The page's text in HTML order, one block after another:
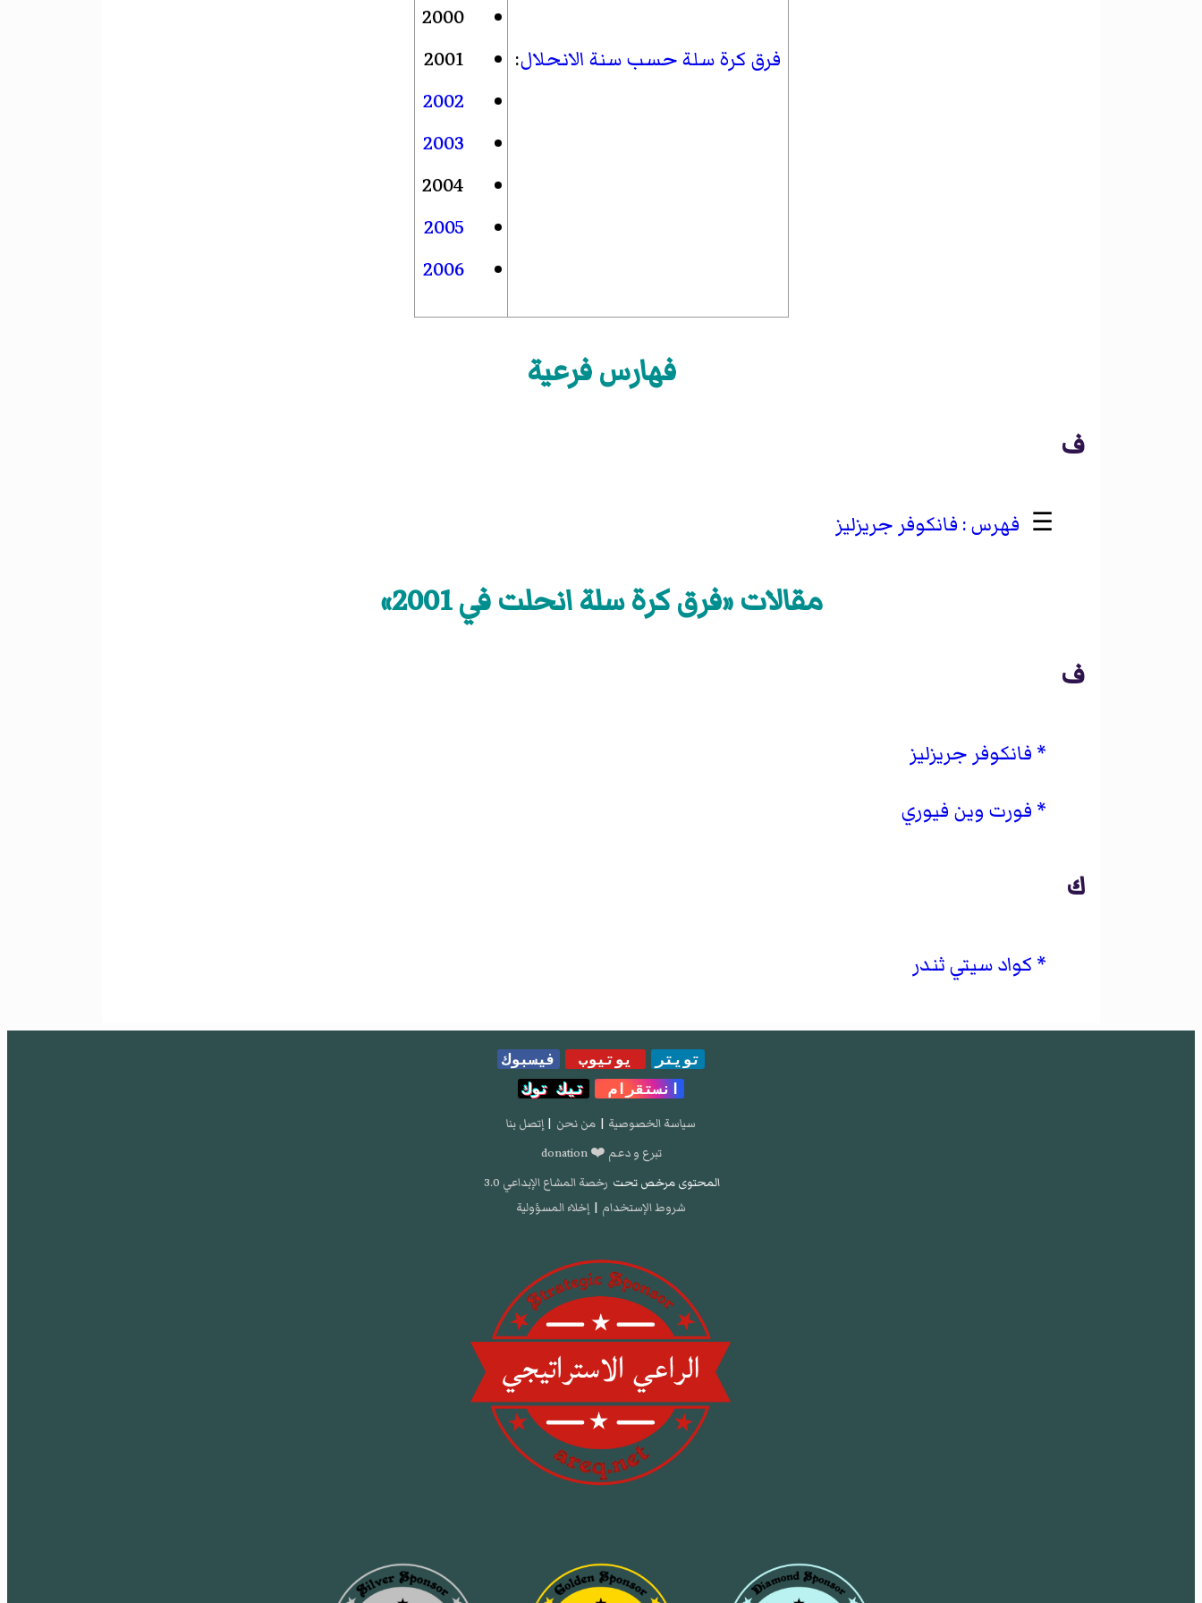
فرق كرة سلة حسب سنة الانحلال:
2000
2001
2002
2003
2004
2005
2006
فهارس فرعية
ف
☰ فانكوفر جريزليز
مقالات «فرق كرة سلة انحلت في 2001»
ف
فانكوفر جريزليز
فورت وين فيوري
ك
كواد سيتي ثندر
تويتر يوتيوب
فيسبوك
انستقرام
تيك توك
سياسة الخصوصية | من نحن | إتصل بنا
تبرع و دعم ❤️ donation
المحتوى مرخص تحت رخصة المشاع الإبداعي 3.0
شروط الإستخدام | إخلاء المسؤولية